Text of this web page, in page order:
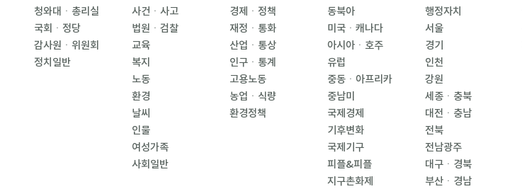
청와대ㆍ총리실
국회ㆍ정당
감사원ㆍ위원회
정치일반
사건ㆍ사고
법원ㆍ검찰
교육
복지
노동
환경
날씨
인물
여성가족
사회일반
경제ㆍ정책
재정ㆍ통화
산업ㆍ통상
인구ㆍ통계
고용노동
농업ㆍ식량
환경정책
동북아
미국ㆍ캐나다
아시아ㆍ호주
유럽
중동ㆍ아프리카
중남미
국제경제
기후변화
국제기구
피플&피플
지구촌화제
행정자치
서울
경기
인천
강원
세종ㆍ충북
대전ㆍ충남
전북
전남광주
대구ㆍ경북
부산ㆍ경남